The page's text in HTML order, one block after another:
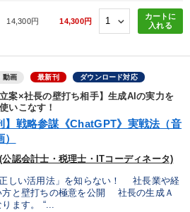
略を学ぶ 改善・生産性向上
リーダーの魅力向上
経営を改善したい
を強化したい
14,300円 14,300円
カートに
入れる
動画 最新刊 ダウンロード対応
立案×社長の壁打ち相手】生成AIの実力を
いこなす！
】戦略参謀《ChatGPT》実戦法（音
公認会計士・税理士・ITコーディネータ)
しい活用法」を知らない！ 社長業や経
方と壁打ちの極意を公開 社長の生成Ａ
ます。 “...